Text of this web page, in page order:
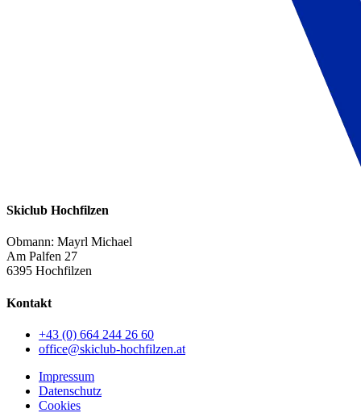
Skiclub Hochfilzen
Obmann: Mayrl Michael
Am Palfen 27
6395 Hochfilzen
Kontakt
+43 (0) 664 244 26 60
office@skiclub-hochfilzen.at
Impressum
Datenschutz
Cookies